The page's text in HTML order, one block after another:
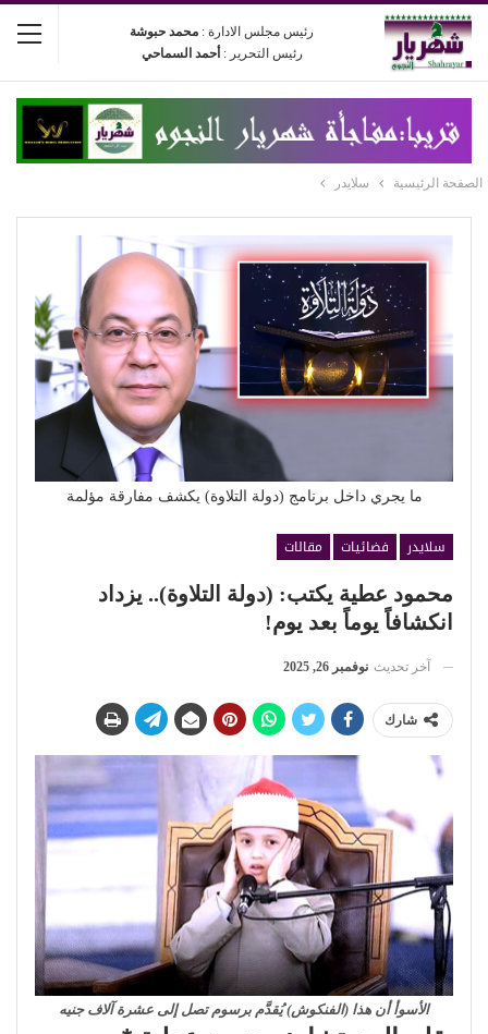
رئيس مجلس الادارة : محمد حبوشة
رئيس التحرير : أحمد السماحي
الصفحة الرئيسية سلايدر
ما يجري داخل برنامج (دولة التلاوة) يكشف مفارقة مؤلمة
سلايدر فضائيات
مقالات
محمود عطية يكتب: (دولة التلاوة).. يزداد
انكشافاً يوماً بعد يوم!
آخر تحديث نوفمبر 26, 2025
شارك
الأسوأ أن هذا (الفنكوش) يُقدَّم برسوم تصل إلى عشرة آلاف جنيه